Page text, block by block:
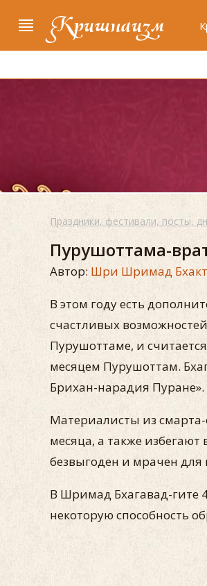
Кришнаизм
Праздники, фестивали, посты,
Пурушоттама-
Автор: Шри Шримад
В этом году есть
счастливых
Пурушоттаме, и
месяцем Пурушоттам.
Брихан-нарадия Пуране».
Материалисты из
месяца, а также
безвыгоден и мрачен для
В Шримад Бхагавад-гите
некоторую способность